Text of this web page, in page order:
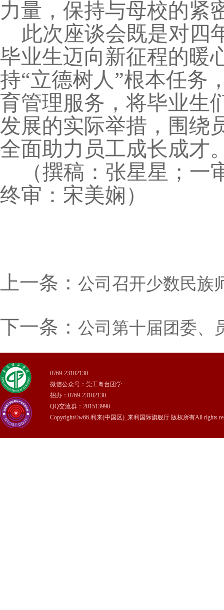
力量，保持与母校的紧
此次座谈会既是对四
毕业生迈向新征程的暖
持“立德树人”根本任务
育管理服务，将毕业生
发展的实际举措，围绕
全面助力员工成长成才
（撰稿：张星星；
终审：宋美娴）
上一条： 公司召开少数民族
下一条： 公司第十届团委、
0769-23102130
微信公众号：莞工粤台团学
招办：0769-23102130
QQ交流群：201513990
Copyright©w66.利来(中国区)_来利国际旗舰厅 版权所有All rights